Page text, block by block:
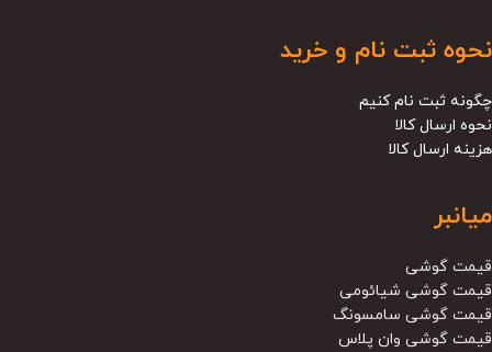
نحوه ثبت نام و خرید
چگونه ثبت نام کنیم
نحوه ارسال کالا
هزینه ارسال کالا
میانبر
قیمت گوشی
قیمت گوشی شیائومی
قیمت گوشی سامسونگ
قیمت گوشی وان پلاس